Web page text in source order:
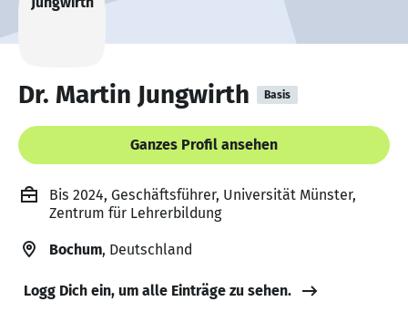
Dr. Martin Jungwirth Basis
Ganzes Profil ansehen
Bis 2024, Geschäftsführer, Universität Münster,
Zentrum für Lehrerbildung
Bochum, Deutschland
Logg Dich ein, um alle Einträge zu sehen.